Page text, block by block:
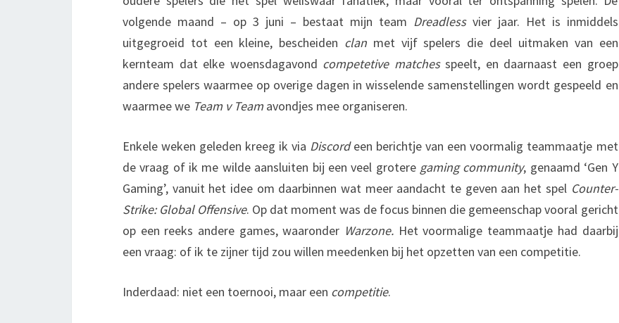
volgende maand – op 3 juni – bestaat mijn team Dreadlessvier jaar. Het is inmiddels
uitgegroeid tot een kleine, bescheiden clan met vijf spelers die deel uitmaken van een
kernteam dat elke woensdagavond competetive matchesspeelt, en daarnaast een groep
andere spelers waarmee op overige dagen in wisselende samenstellingen wordt gespeeld en
waarmee we Team v Team avondjes mee organiseren.
Enkele weken geleden kreeg ik via Discordeen berichtje van een voormalig teammaatje met
de vraag of ik me wilde aansluiten bij een veel grotere gaming community, genaamd ‘Gen Y
Gaming’, vanuit het idee om daarbinnen wat meer aandacht te geven aan het spel Counter-
Strike: Global Offensive. Op dat moment was de focus binnen die gemeenschap vooral gericht
op een reeks andere games, waaronder Warzone. Het voormalige teammaatje had daarbij
een vraag: of ik te zijner tijd zou willen meedenken bij het opzetten van een competitie.
Inderdaad: niet een toernooi, maar een competitie.